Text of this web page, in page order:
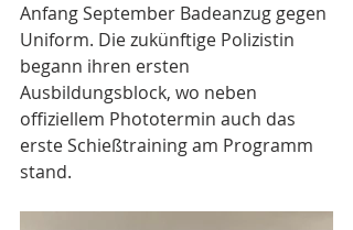
Anfang September Badeanzug gegen
Uniform. Die zukünftige Polizistin
begann ihren ersten
Ausbildungsblock, wo neben
offiziellem Phototermin auch das
erste Schießtraining am Programm
stand.